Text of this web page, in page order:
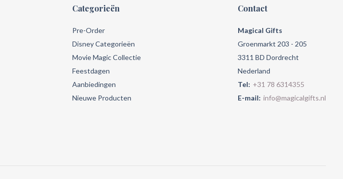
Categorieën
Pre-Order
Disney Categorieën
Movie Magic Collectie
Feestdagen
Aanbiedingen
Nieuwe Producten
Contact
Magical Gifts
Groenmarkt 203 - 205
3311 BD Dordrecht
Nederland
Tel: +31 78 6314355
E-mail: info@magicalgifts.nl